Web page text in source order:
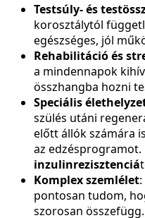
Testsúly- és
korosztálytól
egészséges, jól
Rehabilitáció és
a mindennapok
összhangba hozni
Speciális
szülés utáni
előtt állók számára
az
inzulinrezisztenciá
Komplex szemlélet
pontosan tudom,
szorosan